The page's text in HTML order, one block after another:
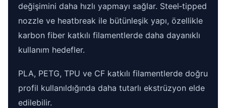
değişimini daha hızlı yapmayı sağlar. Steel‑tipped
nozzle ve heatbreak ile bütünleşik yapı, özellikle
karbon fiber katkılı filamentlerde daha dayanıklı
kullanım hedefler.
PLA, PETG, TPU ve CF katkılı filamentlerde doğru
profil kullanıldığında daha tutarlı ekstrüzyon elde
edilebilir.